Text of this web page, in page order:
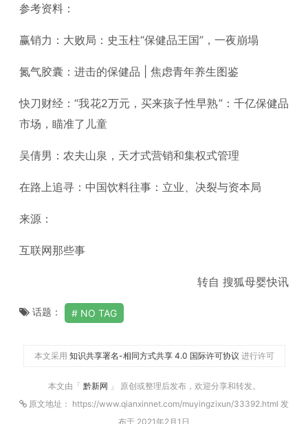
参考资料：
赢销力：大败局：史玉柱“保健品王国”，一夜崩塌
氮气胶囊：进击的保健品 | 焦虑青年养生图鉴
快刀财经：“我花2万元，买来孩子性早熟”：千亿保健品
市场，瞄准了儿童
吴倩男：农夫山泉，天才式营销和集权式管理
在路上追寻：中国饮料往事：立业、决裂与资本局
来源：
互联网那些事
转自 搜狐母婴快讯
话题： NO TAG
本文采用 知识共享署名-相同方式共享 4.0 国际许可协议 进行许可
本文由「 黔新网 」 原创或整理后发布，欢迎分享和转发。
原文地址： https://www.qianxinnet.com/muyingzixun/33392.html 发
布于 2021年2月1日